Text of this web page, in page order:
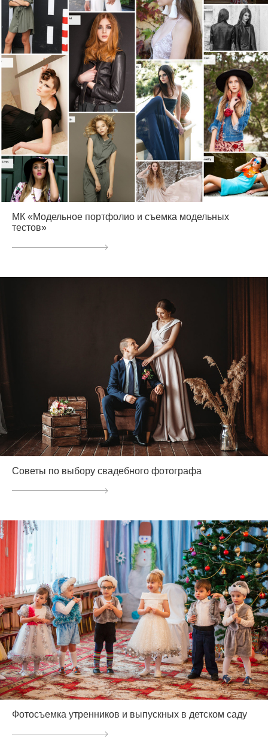
МК «Модельное портфолио и съемка модельных
тестов»
Советы по выбору свадебного фотографа
Фотосъемка утренников и выпускных в детском саду